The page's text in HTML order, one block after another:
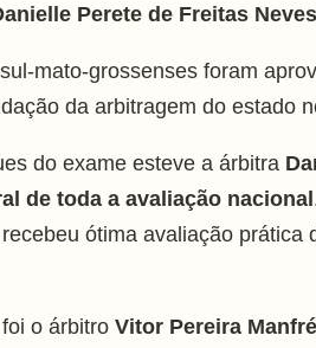
Perete de Freitas Neves
mato-grossenses foram
da arbitragem do estado
do exame esteve a árbitra
de toda a avaliação nacional
ótima avaliação
o árbitro Vitor Pereira Manfré